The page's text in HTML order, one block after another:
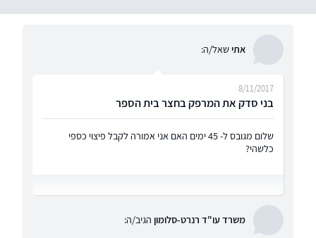
אתישאל/ה:
בני סדק את המרפק בחצר בית הספר
8/11/2017
שלום מגובס ל- 45 ימים האם אני אמורה לקבל פיצוי כספי
כלשהי?
משרד עו"ד רנרט-סלומון הגיב/ה: